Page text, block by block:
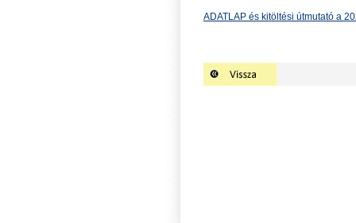
ADATLAP és kitöltési útmutató a